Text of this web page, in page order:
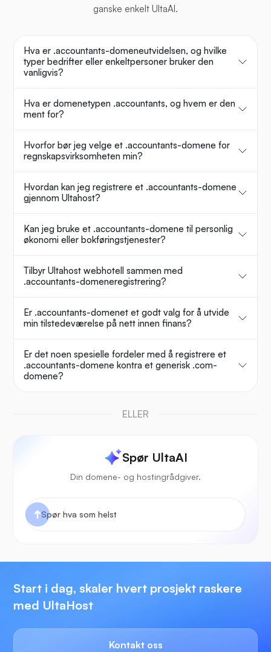
ganske enkelt UltaAI.
Hva er .accountants-domeneutvidelsen, og hvilke
typer bedrifter eller enkeltpersoner bruker den
vanligvis?
Hva er domenetypen .accountants, og hvem er den
ment for?
Hvorfor bør jeg velge et .accountants-domene for
regnskapsvirksomheten min?
Hvordan kan jeg registrere et .accountants-domene
gjennom Ultahost?
Kan jeg bruke et .accountants-domene til personlig
økonomi eller bokføringstjenester?
Tilbyr Ultahost webhotell sammen med
.accountants-domeneregistrering?
Er .accountants-domenet et godt valg for å utvide
min tilstedeværelse på nett innen finans?
Er det noen spesielle fordeler med å registrere et
.accountants-domene kontra et generisk .com-
domene?
ELLER
Spør UltaAI
Din domene- og hostingrådgiver.
Start i dag, skaler hvert prosjekt raskere
med UltaHost
Kontakt oss